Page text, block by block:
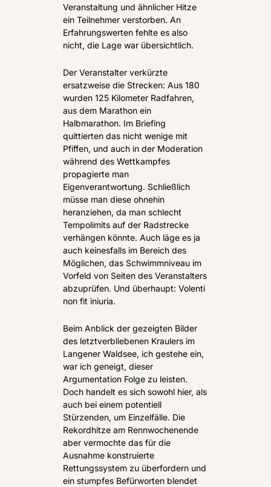
Veranstaltung und ähnlicher Hitze
ein Teilnehmer verstorben. An
Erfahrungswerten fehlte es also
nicht, die Lage war übersichtlich.
Der Veranstalter verkürzte
ersatzweise die Strecken: Aus 180
wurden 125 Kilometer Radfahren,
aus dem Marathon ein
Halbmarathon. Im Briefing
quittierten das nicht wenige mit
Pfiffen, und auch in der Moderation
während des Wettkampfes
propagierte man
Eigenverantwortung. Schließlich
müsse man diese ohnehin
heranziehen, da man schlecht
Tempolimits auf der Radstrecke
verhängen könnte. Auch läge es ja
auch keinesfalls im Bereich des
Möglichen, das Schwimmniveau im
Vorfeld von Seiten des Veranstalters
abzuprüfen. Und überhaupt: Volenti
non fit iniuria.
Beim Anblick der gezeigten Bilder
des letztverbliebenen Kraulers im
Langener Waldsee, ich gestehe ein,
war ich geneigt, dieser
Argumentation Folge zu leisten.
Doch handelt es sich sowohl hier, als
auch bei einem potentiell
Stürzenden, um Einzelfälle. Die
Rekordhitze am Rennwochenende
aber vermochte das für die
Ausnahme konstruierte
Rettungssystem zu überfordern und
ein stumpfes Befürworten blendet